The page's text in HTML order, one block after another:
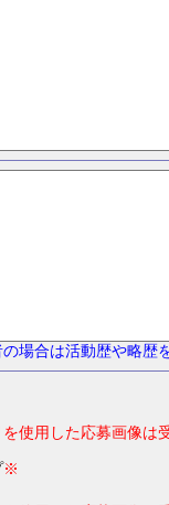
場合は活動歴や略歴
使用した応募画像は
※